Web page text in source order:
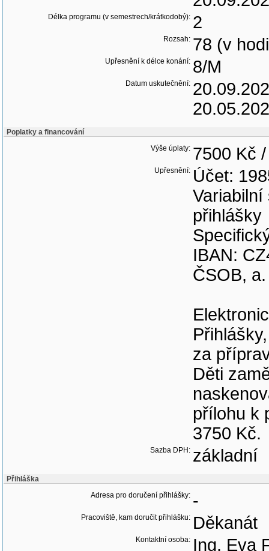
2
78 (v
8/M
7500 Kč
Účet:
přihlášky
IBAN:
ČSOB,
za
Děti
přílohu k
3750 Kč.
základní
-
Děkanát